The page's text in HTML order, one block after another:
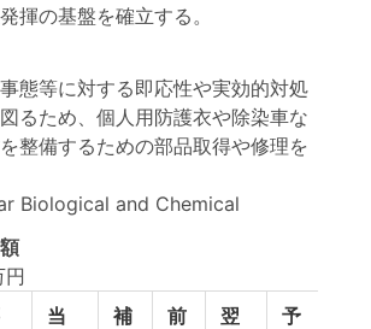
揮の基盤を確立する。
態等に対する即応性や実効的対処
るため、個人用防護衣や除染車な
整備するための部品取得や修理を
Biological and Chemical
当
補
前
翌
予